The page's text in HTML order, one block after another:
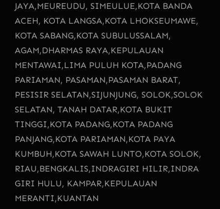
JAYA,MEUREUDU, SIMEULUE,KOTA BANDA
ACEH, KOTA LANGSA,KOTA LHOKSEUMAWE,
KOTA SABANG,KOTA SUBULUSSALAM,
AGAM,DHARMAS RAYA,KEPULAUAN
MENTAWAI,LIMA PULUH KOTA,PADANG
PARIAMAN, PASAMAN,PASAMAN BARAT,
PESISIR SELATAN,SIJUNJUNG, SOLOK,SOLOK
SELATAN, TANAH DATAR,KOTA BUKIT
TINGGI,KOTA PADANG,KOTA PADANG
PANJANG,KOTA PARIAMAN,KOTA PAYA
KUMBUH,KOTA SAWAH LUNTO,KOTA SOLOK,
RIAU,BENGKALIS,INDRAGIRI HILIR,INDRA
GIRI HULU, KAMPAR,KEPULAUAN
MERANTI,KUANTAN